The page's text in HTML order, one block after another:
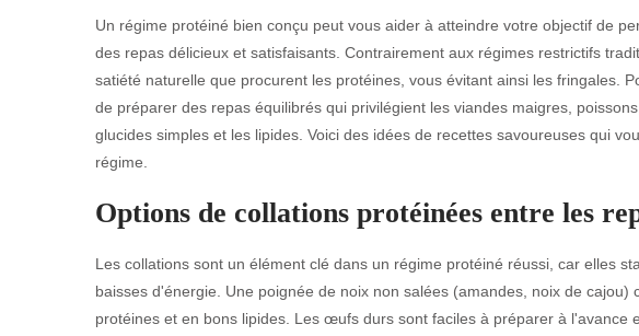
Un régime protéiné bien conçu peut vous aider à atteindre votre objectif de
des repas délicieux et satisfaisants. Contrairement aux régimes restrictifs
satiété naturelle que procurent les protéines, vous évitant ainsi les fringales.
de préparer des repas équilibrés qui privilégient les viandes maigres,
glucides simples et les lipides. Voici des idées de recettes savoureuses qui
régime.
Options de collations protéinées entre les
Les collations sont un élément clé dans un régime protéiné réussi, car elles
baisses d'énergie. Une poignée de noix non salées (amandes, noix de cajou)
protéines et en bons lipides. Les œufs durs sont faciles à préparer à l'avance